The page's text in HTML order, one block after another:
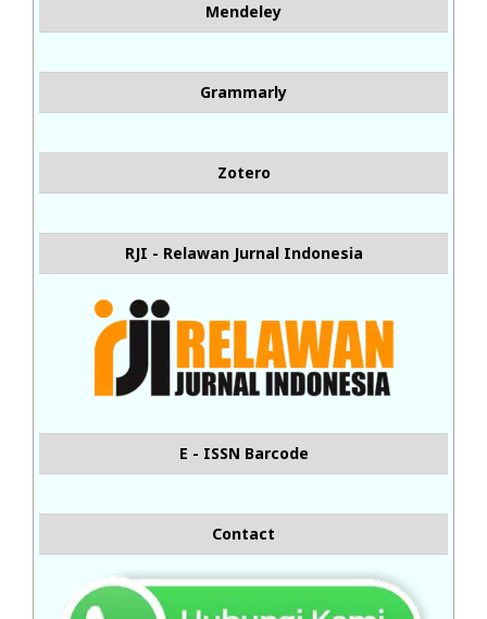
Mendeley
Grammarly
Zotero
RJI - Relawan Jurnal Indonesia
E - ISSN Barcode
Contact